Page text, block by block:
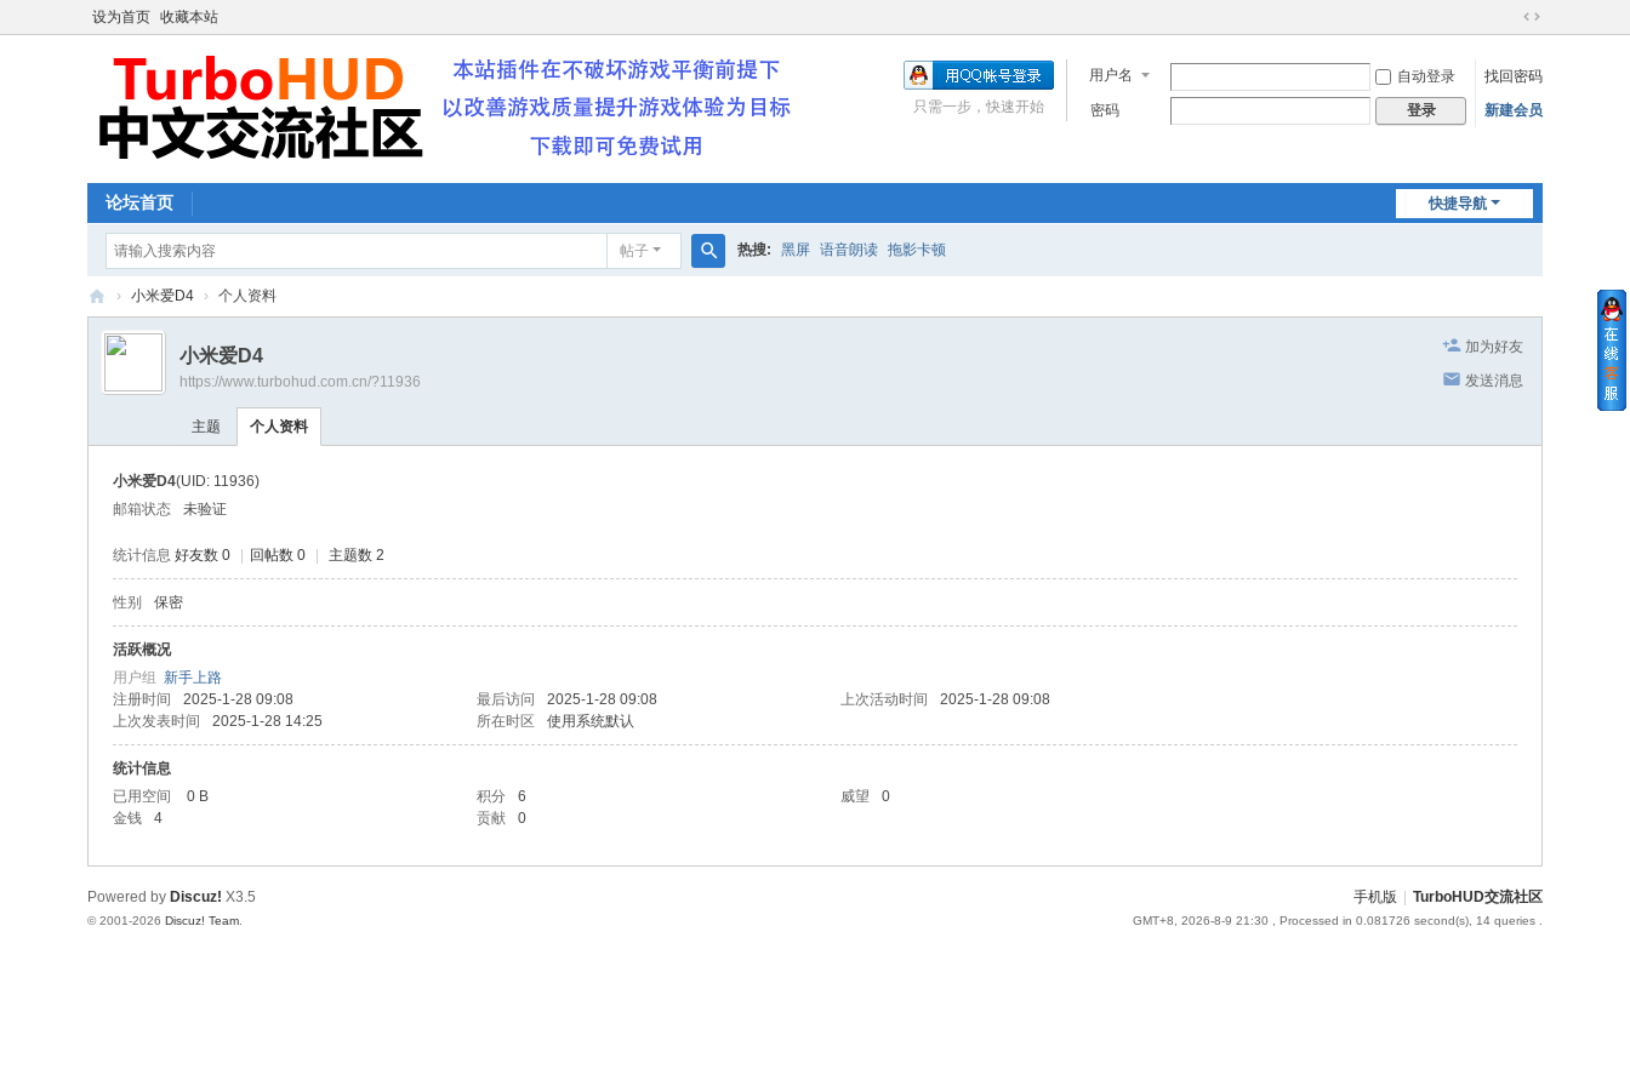
设为首页 收藏本站
切
到
宽
用户名 自动登录
找回密码
密码
登录 新建会员
只需一步，快速开始
快捷导航
论坛首页
帖子
索
热搜: 黑屏 语音朗读 拖影卡顿
【
黑
H
U
› 小米爱D4 › 个人资料
加为好友
发送消息
小米爱D4
https://www.turbohud.com.cn/?11936
主题 个人资料
小米爱D4(UID: 11936)
邮箱状态
未验证
统计信息 好友数 0 回帖数 0 主题数 2
性别 保密
活跃概况
用户组 新手上路
注册时间
2025-1-28 09:08 最后访问 2025-1-28 09:08 上次活动时间
2025-1-28 09:08
上次发表时间
2025-1-28 14:25 所在时区 使用系统默认
统计信息
已用空间
0 B 积分 6 威望
0
金钱
4 贡献 0
手机版 TurboHUD交流社区
GMT+8, 2026-8-9 21:30 , Processed in 0.081726 second(s), 14 queries .
Powered by Discuz! X3.5
© 2001-2026 Discuz! Team